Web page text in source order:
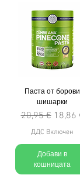
Паста от борови
шишарки
Редовна цена
20,95 € 18,86
ДДС Включен
Добави в
кошницата